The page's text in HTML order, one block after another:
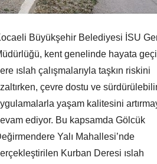
Büyükşehir Belediyesi İSU
kent genelinde hayata
ıslah çalışmalarıyla taşkın riskini
çevre dostu ve
yaşam kalitesini
ediyor. Bu kapsamda Gölcük
Yalı Mahallesi’nde
Kurban Deresi ıslah